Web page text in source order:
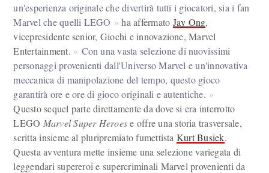
un'esperienza originale che divertirà tutti i giocatori, sia i fan
Marvel che quelli LEGO
ha affermato Jay Ong,
vicepresidente senior, Giochi e innovazione, Marvel
Entertainment.
Con una vasta selezione di nuovissimi
personaggi provenienti dall'Universo Marvel e un'innovativa
meccanica di manipolazione del tempo, questo gioco
garantirà ore e ore di gioco originali e autentiche.
Questo sequel parte direttamente da dove si era interrotto
LEGO Marvel Super Heroese offre una storia trasversale,
scritta insieme al pluripremiato fumettista Kurt Busiek.
Questa avventura mette insieme una selezione variegata di
leggendari supereroi e supercriminali Marvel provenienti da